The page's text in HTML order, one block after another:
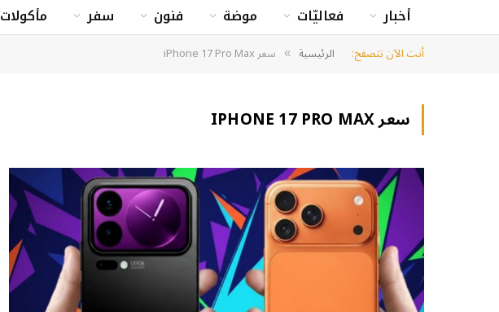
أخبار فعاليّات موضة فنون سفر مأكولات
أنت الآن تتصفح: الرئيسية » سعر iPhone 17 Pro Max
سعر IPHONE 17 PRO MAX